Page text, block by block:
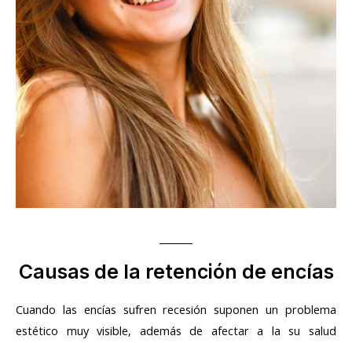
Causas de la retención de encías
Cuando las encías sufren recesión suponen un problema
estético muy visible, además de afectar a la su salud